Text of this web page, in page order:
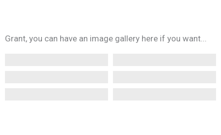
Grant, you can have an image gallery here if you want...